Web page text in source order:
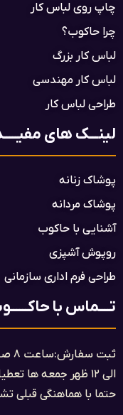
چاپ روی لباس کار
چرا حاکوب؟
لباس کار بزرگ
لباس کار مهندسی
طراحی لباس کار
لینـــک های
پوشاک زنانه
پوشاک مردانه
آشنایی با حاکوب
روپوش آشپزی
طراحی فرم اداری سازمانی
تــــماس با
الی ۱۲ ظهر جمعه
حتما با هماهنگی قبلی